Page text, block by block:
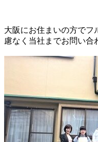
大阪にお住まいの方でフ
慮なく当社までお問い合